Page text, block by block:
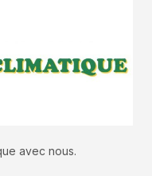
avec nous.